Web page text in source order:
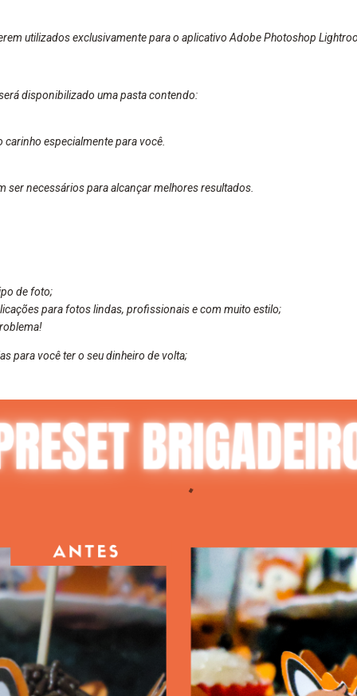
utilizados exclusivamente para o aplicativo Adobe Photoshop
disponibilizado uma pasta contendo:
especialmente para você.
ser necessários para alcançar melhores resultados.
de foto;
para fotos lindas, profissionais e com muito estilo;
para você ter o seu dinheiro de volta;